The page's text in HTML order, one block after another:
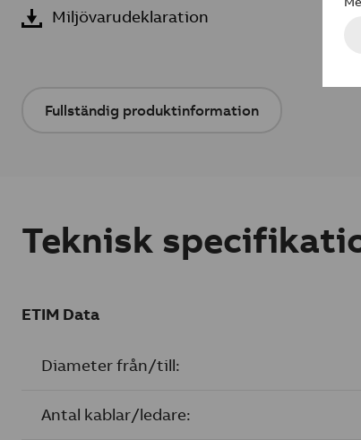
Miljövarudeklaration
Fullständig produktinformation
Teknisk
ETIM Data
Diameter från/till:
Antal kablar/ledare: